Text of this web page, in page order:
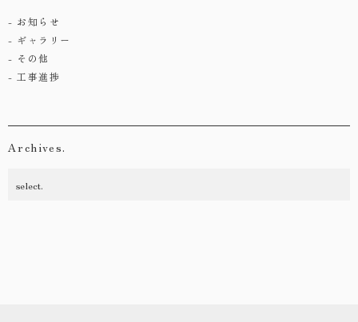
お知らせ
ギャラリー
その他
工事進捗
Archives.